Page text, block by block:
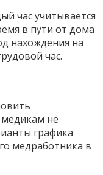
час учитывается
в пути от дома
нахождения на
час.
не
графика
медработника в